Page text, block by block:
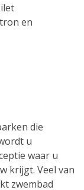
en
die
u
waar u
krijgt. Veel van
zwembad